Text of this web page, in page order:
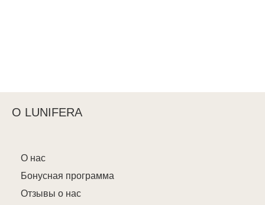
О LUNIFERA
О нас
Бонусная программа
Отзывы о нас